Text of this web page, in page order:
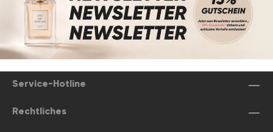
Service-Hotline
Rechtliches